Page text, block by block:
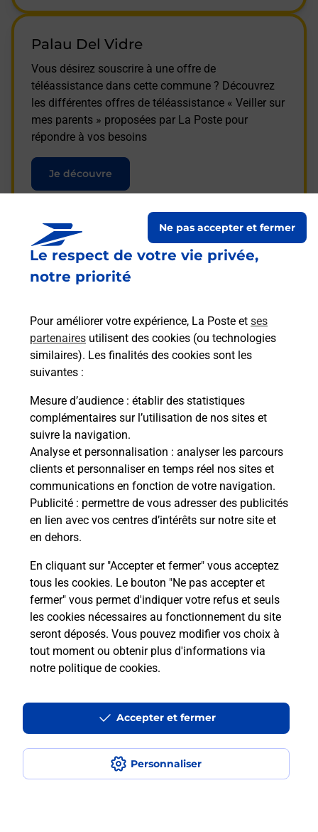
Le respect de votre vie privée,
notre priorité
Pour améliorer votre expérience, La Poste et ses
partenaires utilisent des cookies (ou technologies
similaires). Les finalités des cookies sont les
suivantes :
Mesure d’audience : établir des statistiques
complémentaires sur l’utilisation de nos sites et
suivre la navigation.
Analyse et personnalisation : analyser les parcours
clients et personnaliser en temps réel nos sites et
communications en fonction de votre navigation.
Publicité : permettre de vous adresser des publicités
en lien avec vos centres d’intérêts sur notre site et
en dehors.
En cliquant sur "Accepter et fermer" vous acceptez
tous les cookies. Le bouton "Ne pas accepter et
fermer" vous permet d'indiquer votre refus et seuls
les cookies nécessaires au fonctionnement du site
seront déposés. Vous pouvez modifier vos choix à
tout moment ou obtenir plus d'informations via
notre politique de cookies.
Personnaliser
Ne pas accepter et fermer
Accepter et fermer
Palau Del Vidre
Vous désirez souscrire à une offre de
téléassistance dans cette commune ? Découvrez
les différentes offres de téléassistance « Veiller sur
mes parents » proposées par La Poste pour
répondre à vos besoins
Je découvre
Questions fréquemment
posées
La téléassistance classique avec
médaillon d’alarme qu’est ce que
c’est ?
Comment fonctionne la
téléassistance classique ?
Comment est installée la
téléassistance classique ?
Localiser Liste
Liste - téléassistance
Pyrénées-Orientales - téléassistance
Bages - téléassistance
Accessibilité : partiellement conforme
Conditions contractuelles
Mentions légales